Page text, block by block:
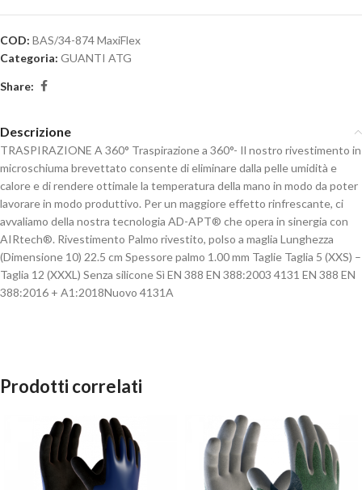
COD: BAS/34-874 MaxiFlex
Categoria: GUANTI ATG
Share:
Descrizione
TRASPIRAZIONE A 360° Traspirazione a 360°- Il nostro rivestimento in
microschiuma brevettato consente di eliminare dalla pelle umidità e
calore e di rendere ottimale la temperatura della mano in modo da poter
lavorare in modo produttivo. Per un maggiore effetto rinfrescante, ci
avvaliamo della nostra tecnologia AD-APT® che opera in sinergia con
AIRtech®. Rivestimento Palmo rivestito, polso a maglia Lunghezza
(Dimensione 10) 22.5 cm Spessore palmo 1.00 mm Taglie Taglia 5 (XXS) –
Taglia 12 (XXXL) Senza silicone Sì EN 388 EN 388:2003 4131 EN 388 EN
388:2016 + A1:2018Nuovo 4131A
Prodotti correlati